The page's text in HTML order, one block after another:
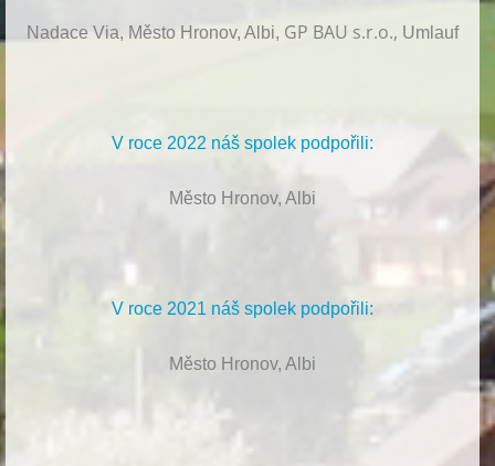
Nadace Via, Město Hronov, Albi, GP BAU s.r.o., Umlauf
V roce 2022 náš spolek podpořili:
Město Hronov, Albi
V roce 2021 náš spolek podpořili:
Město Hronov, Albi